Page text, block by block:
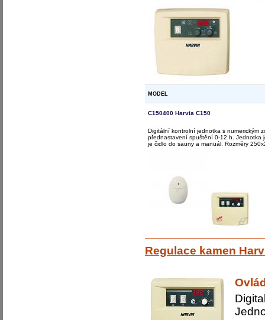
MODEL
C150400 Harvia C150
Digitální kontrolní jednotka s numerickým
přednastavení spuštění 0-12 h. Jednotka
je čidlo do sauny a manuál. Rozměry
Regulace kamen